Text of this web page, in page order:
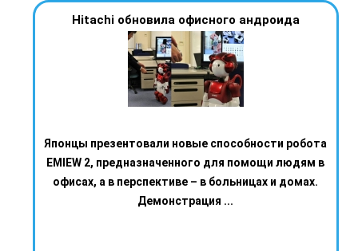
Hitachi обновила офисного андроида
Японцы презентовали новые способности робота
EMIEW 2, предназначенного для помощи людям в
офисах, а в перспективе – в больницах и домах.
Демонстрация ...